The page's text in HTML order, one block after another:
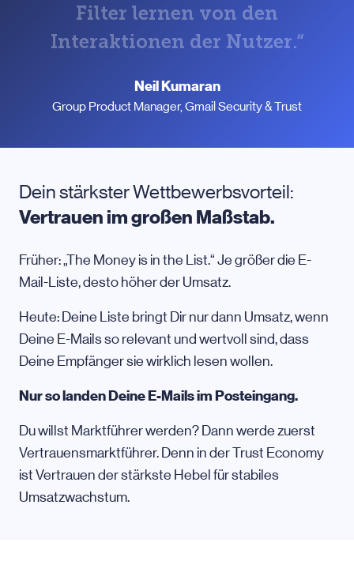
Filter lernen von den
Interaktionen der Nutzer.“
Neil Kumaran
Group Product Manager, Gmail Security & Trust
Dein stärkster Wettbewerbsvorteil:
Vertrauen im großen Maßstab.
Früher: „The Money is in the List.“ Je größer die E-
Mail-Liste, desto höher der Umsatz.
Heute: Deine Liste bringt Dir nur dann Umsatz, wenn
Deine E-Mails so relevant und wertvoll sind, dass
Deine Empfänger sie wirklich lesen wollen.
Nur so landen Deine E-Mails im Posteingang.
Du willst Marktführer werden? Dann werde zuerst
Vertrauensmarktführer. Denn in der Trust Economy
ist Vertrauen der stärkste Hebel für stabiles
Umsatzwachstum.